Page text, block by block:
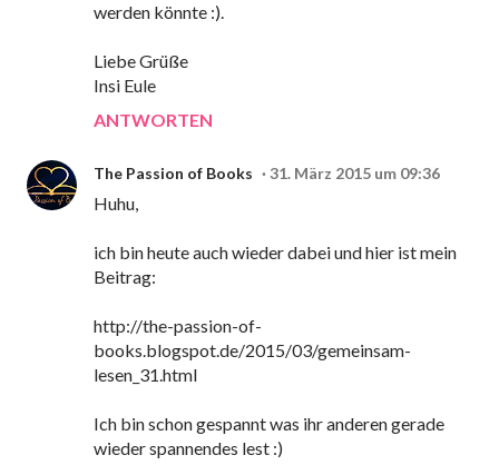
werden könnte :).
Liebe Grüße
Insi Eule
ANTWORTEN
The Passion of Books 31. März 2015 um 09:36
Huhu,
ich bin heute auch wieder dabei und hier ist mein
Beitrag:
http://the-passion-of-
books.blogspot.de/2015/03/gemeinsam-
lesen_31.html
Ich bin schon gespannt was ihr anderen gerade
wieder spannendes lest :)